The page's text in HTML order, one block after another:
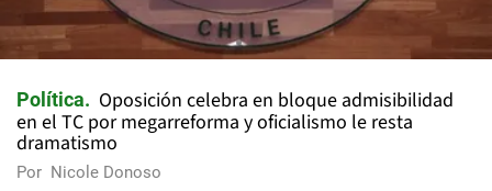
Política
Oposición celebra en bloque admisibilidad
en el TC por megarreforma y oficialismo le resta
dramatismo
Por Nicole Donoso